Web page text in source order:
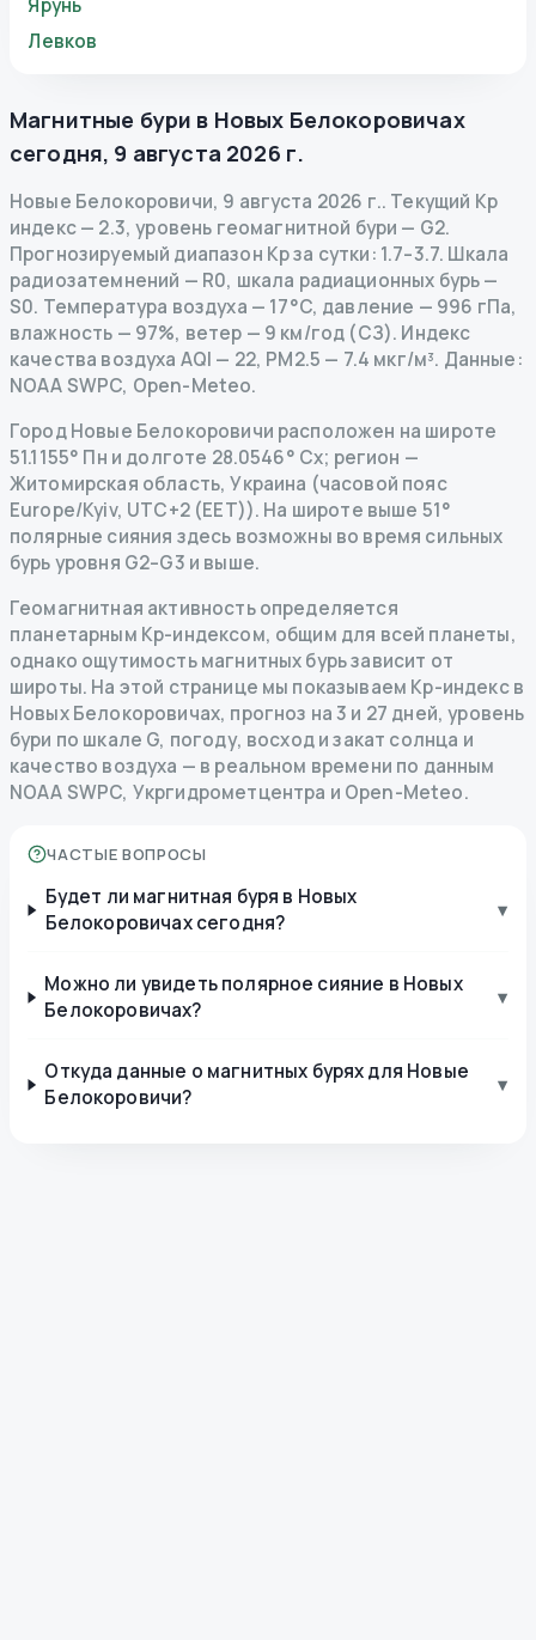
Ярунь
Левков
Магнитные бури в Новых Белокоровичах
сегодня, 9 августа 2026 г.
Новые Белокоровичи, 9 августа 2026 г.. Текущий Kp
индекс— 2.3,уровень геомагнитной бури — G2.
Прогнозируемый диапазон Kp за сутки: 1.7–3.7. Шкала
радиозатемнений — R0, шкала радиационных бурь—
S0. Температура воздуха — 17°C, давление — 996 гПа,
влажность — 97%, ветер — 9 км/год (СЗ). Индекс
качества воздуха AQI — 22, PM2.5 — 7.4 мкг/м³. Данные:
NOAA SWPC, Open-Meteo.
Город Новые Белокоровичи расположен на широте
51.1155° Пн и долготе 28.0546° Сх; регион —
Житомирская область, Украина (часовой пояс
Europe/Kyiv, UTC+2 (EET)). На широте выше 51°
полярные сияния здесь возможны во время сильных
бурь уровня G2–G3 и выше.
Геомагнитная активность определяется
планетарным Kp-индексом, общим для всей планеты,
однако ощутимость магнитных бурь зависит от
широты. На этой странице мы показываем Kp-индекс в
Новых Белокоровичах, прогноз на 3 и 27 дней, уровень
бури по шкале G, погоду, восход и закат солнца и
качество воздуха — в реальном времени по данным
NOAA SWPC, Укргидрометцентра и Open-Meteo.
ЧАСТЫЕ ВОПРОСЫ
Будет ли магнитная буря в Новых
Белокоровичах сегодня?
▾
Можно ли увидеть полярное сияние в Новых
Белокоровичах?
▾
Откуда данные о магнитных бурях для Новые
Белокоровичи?
▾